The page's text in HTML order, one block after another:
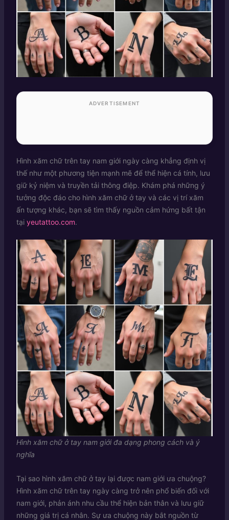
ADVERTISEMENT
Hình xăm chữ trên tay nam giới ngày càng khẳng định vị
thế như một phương tiện mạnh mẽ để thể hiện cá tính, lưu
giữ kỷ niệm và truyền tải thông điệp. Khám phá những ý
tưởng độc đáo cho hình xăm chữ ở tay và các vị trí xăm
ấn tượng khác, bạn sẽ tìm thấy nguồn cảm hứng bất tận
tại yeutattoo.com.
Hình xăm chữ ở tay nam giới đa dạng phong cách và ý
nghĩa
Tại sao hình xăm chữ ở tay lại được nam giới ưa chuộng?
Hình xăm chữ trên tay ngày càng trở nên phổ biến đối với
nam giới, phản ánh nhu cầu thể hiện bản thân và lưu giữ
những giá trị cá nhân. Sự ưa chuộng này bắt nguồn từ